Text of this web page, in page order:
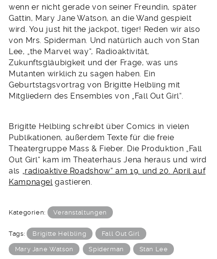
wenn er nicht gerade von seiner Freundin, später
Gattin, Mary Jane Watson, an die Wand gespielt
wird. You just hit the jackpot, tiger! Reden wir also
von Mrs. Spiderman. Und natürlich auch von Stan
Lee, „the Marvel way“, Radioaktivität,
Zukunftsgläubigkeit und der Frage, was uns
Mutanten wirklich zu sagen haben. Ein
Geburtstagsvortrag von Brigitte Helbling mit
Mitgliedern des Ensembles von „Fall Out Girl“.
Brigitte Helbling schreibt über Comics in vielen
Publikationen, außerdem Texte für die freie
Theatergruppe Mass & Fieber. Die Produktion „Fall
Out Girl“ kam im Theaterhaus Jena heraus und wird
als
„radioaktive Roadshow“ am 19. und 20. April auf
Kampnagel gastieren.
Kategorien: Veranstaltungen
Tags: Brigitte Helbling Fall Out Girl
Mary Jane Watson Spiderman Stan Lee